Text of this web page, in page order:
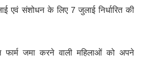
एवं संशोधन के लिए 7 जुलाई निर्धारित की
जमा करने वाली महिलाओं को अपने